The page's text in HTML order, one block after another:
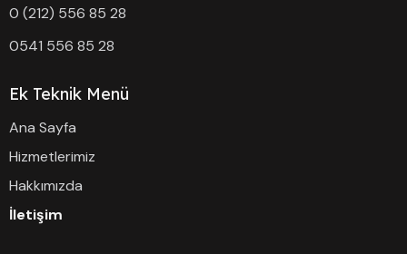
0 (212) 556 85 28
0541 556 85 28
Ek Teknik Menü
Ana Sayfa
Hizmetlerimiz
Hakkımızda
İletişim